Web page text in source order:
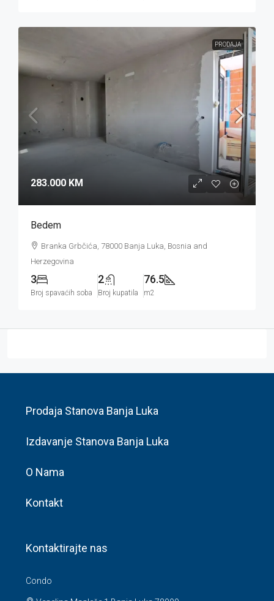
PRODAJA
283.000 KM
Bedem
Branka Grbčića, 78000 Banja Luka, Bosnia and
Herzegovina
3
Broj spavaćih soba
2
Broj kupatila
76.5
m2
Prodaja Stanova Banja Luka
Izdavanje Stanova Banja Luka
O Nama
Kontakt
Kontaktirajte nas
Condo